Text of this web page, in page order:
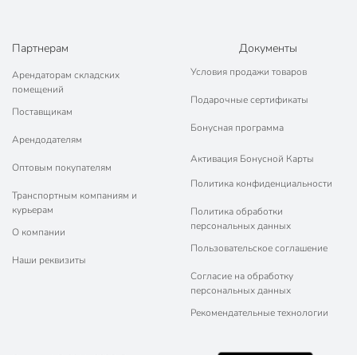
Партнерам
Арендаторам складских
помещений
Поставщикам
Арендодателям
Оптовым покупателям
Транспортным компаниям и
курьерам
О компании
Наши реквизиты
Документы
Условия продажи товаров
Подарочные сертификаты
Бонусная программа
Активация Бонусной Карты
Политика конфиденциальности
Политика обработки
персональных данных
Пользовательское соглашение
Согласие на обработку
персональных данных
Рекомендательные технологии